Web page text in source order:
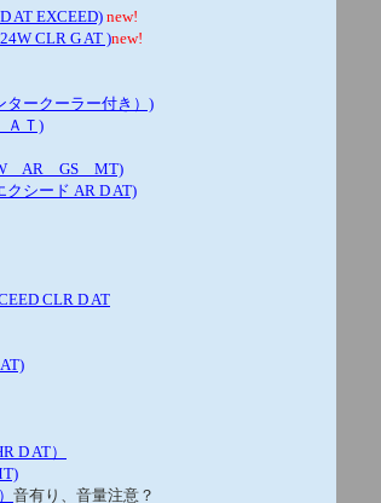
AT EXCEED)new!
CLR G AT )new!
タークーラー付き）)
Ｔ)
AR GS MT)
シード AR D AT)
CLR D AT
D AT）
音有り、音量注意？